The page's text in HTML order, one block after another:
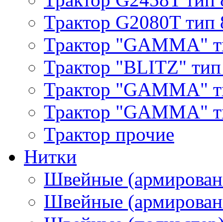
Трактор G2080T тип
Трактор "GAMMA"
Трактор "BLITZ"
Трактор "GAMMA"
Трактор "GAMMA"
Трактор прочие
Нитки
Швейные
Швейные